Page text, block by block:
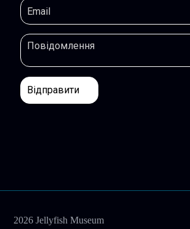
2026 Jellyfish Museum